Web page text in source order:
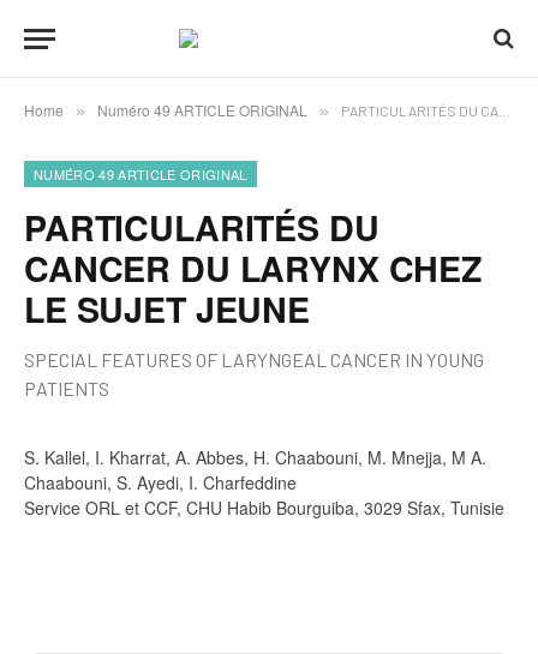
Home » Numéro 49 ARTICLE ORIGINAL » PARTICULARITÉS DU CANCER DU LARYNX CHEZ LE SUJET JEUNE
NUMÉRO 49 ARTICLE ORIGINAL
PARTICULARITÉS DU
CANCER DU LARYNX CHEZ
LE SUJET JEUNE
SPECIAL FEATURES OF LARYNGEAL CANCER IN YOUNG
PATIENTS
S. Kallel, I. Kharrat, A. Abbes, H. Chaabouni, M. Mnejja, M A.
Chaabouni, S. Ayedi, I. Charfeddine
Service ORL et CCF, CHU Habib Bourguiba, 3029 Sfax, Tunisie